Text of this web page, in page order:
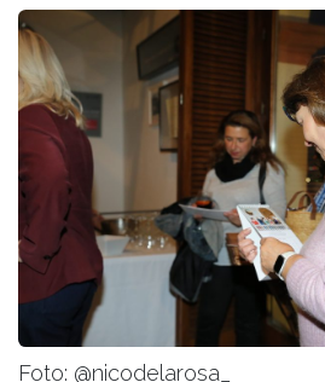
Foto: @nicodelarosa_